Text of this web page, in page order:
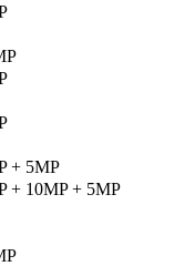
+ 5MP
+ 10MP + 5MP